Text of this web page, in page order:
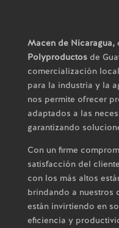
Macen de Nicaragua,
Polyproductosde
comercialización
para la industria y la
nos permite ofrecer
adaptados a las
garantizando
Con un firme
satisfacción del
con los más altos
brindando a nuestros
están invirtiendo en
eficiencia y